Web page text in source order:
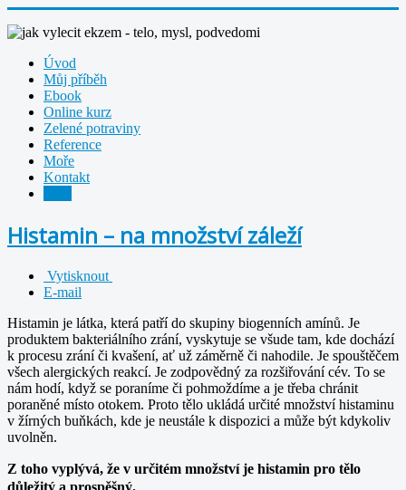
Úvod
Můj příběh
Ebook
Online kurz
Zelené potraviny
Reference
Moře
Kontakt
Histamin – na množství záleží
Vytisknout
E-mail
Histamin je látka, která patří do skupiny biogenních amínů. Je
produktem bakteriálního zrání, vyskytuje se všude tam, kde dochází
k procesu zrání či kvašení, ať už záměrně či nahodile. Je spouštěčem
všech alergických reakcí. Je zodpovědný za rozšiřování cév. To se
nám hodí, když se poraníme či pohmoždíme a je třeba chránit
poraněné místo otokem. Proto tělo ukládá určité množství histaminu
v žírných buňkách, kde je neustále k dispozici a může být kdykoliv
uvolněn.
Z toho vyplývá, že v určitém množství je histamin pro tělo
důležitý a prospěšný.